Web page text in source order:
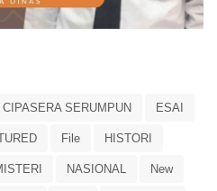
CIPASERA SERUMPUN ESAI
File HISTORI
NASIONAL New